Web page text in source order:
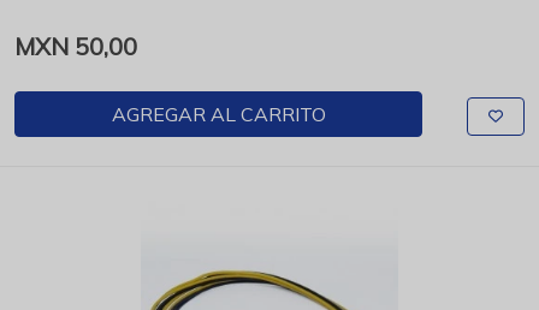
MXN 50,00
AGREGAR AL CARRITO